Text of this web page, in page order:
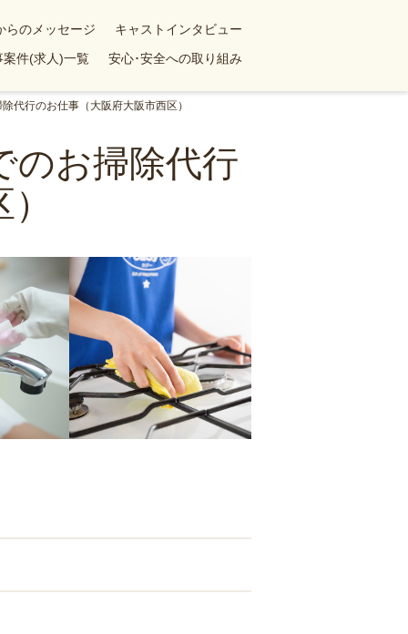
らのメッセージ
キャストインタビュー
案件(求人)一覧 安心･安全への取り組み
代行のお仕事（大阪府大阪市西区）
のお掃除代行